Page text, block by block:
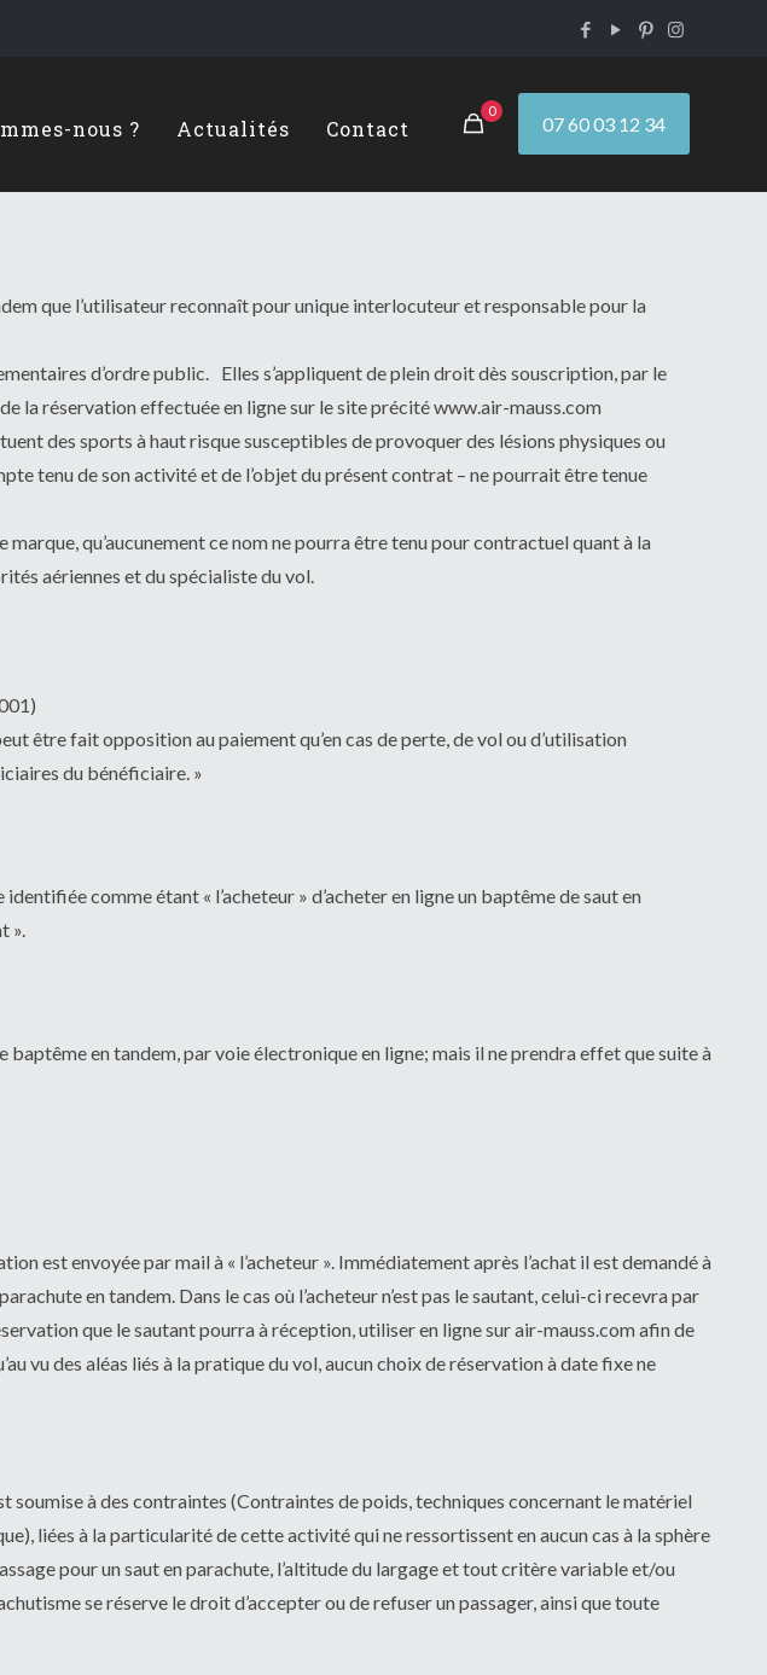
nous ? Actualités Contact
0
07 60 03 12 34
que l’utilisateur reconnaît pour unique interlocuteur et responsable pour la
d’ordre public. Elles s’appliquent de plein droit dès souscription, par le
la réservation effectuée en ligne sur le site précité www.air-mauss.com
des sports à haut risque susceptibles de provoquer des lésions physiques ou
tenu de son activité et de l’objet du présent contrat – ne pourrait être tenue
qu’aucunement ce nom ne pourra être tenu pour contractuel quant à la
aériennes et du spécialiste du vol.
être fait opposition au paiement qu’en cas de perte, de vol ou d’utilisation
du bénéficiaire. »
comme étant « l’acheteur » d’acheter en ligne un baptême de saut en
».
en tandem, par voie électronique en ligne; mais il ne prendra effet que suite à
est envoyée par mail à « l’acheteur ». Immédiatement après l’achat il est demandé à
en tandem. Dans le cas où l’acheteur n’est pas le sautant, celui-ci recevra par
que le sautant pourra à réception, utiliser en ligne sur air-mauss.com afin de
vu des aléas liés à la pratique du vol, aucun choix de réservation à date fixe ne
soumise à des contraintes (Contraintes de poids, techniques concernant le matériel
liées à la particularité de cette activité qui ne ressortissent en aucun cas à la sphère
pour un saut en parachute, l’altitude du largage et tout critère variable et/ou
se réserve le droit d’accepter ou de refuser un passager, ainsi que toute